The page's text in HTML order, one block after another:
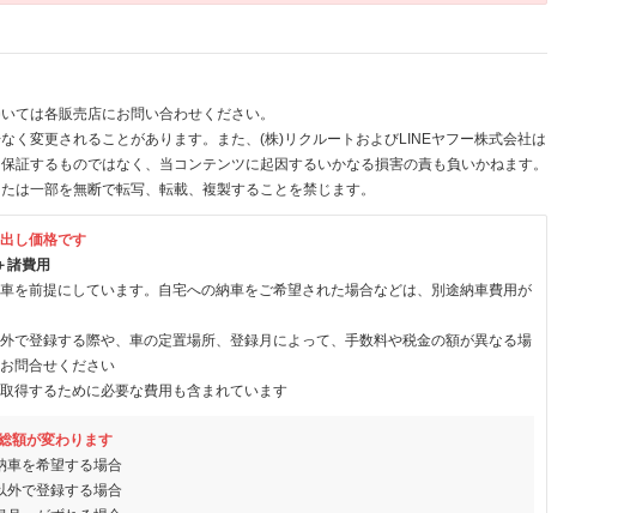
ては各販売店にお問い合わせください。
く変更されることがあります。また、(株)リクルートおよびLINEヤフー株式会社は
証するものではなく、当コンテンツに起因するいかなる損害の責も負いかねます。
は一部を無断で転写、転載、複製することを禁じます。
し価格です
諸費用
を前提にしています。自宅への納車をご希望された場合などは、別途納車費用が
で登録する際や、車の定置場所、登録月によって、手数料や税金の額が異なる場
問合せください
得するために必要な費用も含まれています
額が変わります
車を希望する場合
外で登録する場合